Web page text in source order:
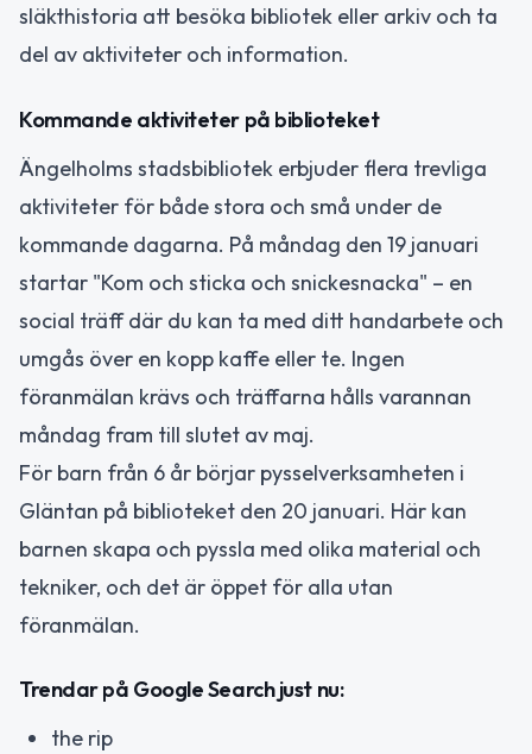
släkthistoria att besöka bibliotek eller arkiv och ta
del av aktiviteter och information.
Kommande aktiviteter på biblioteket
Ängelholms stadsbibliotek erbjuder flera trevliga
aktiviteter för både stora och små under de
kommande dagarna. På måndag den 19 januari
startar "Kom och sticka och snickesnacka" – en
social träff där du kan ta med ditt handarbete och
umgås över en kopp kaffe eller te. Ingen
föranmälan krävs och träffarna hålls varannan
måndag fram till slutet av maj.
För barn från 6 år börjar pysselverksamheten i
Gläntan på biblioteket den 20 januari. Här kan
barnen skapa och pyssla med olika material och
tekniker, och det är öppet för alla utan
föranmälan.
Trendar på Google Search just nu:
the rip